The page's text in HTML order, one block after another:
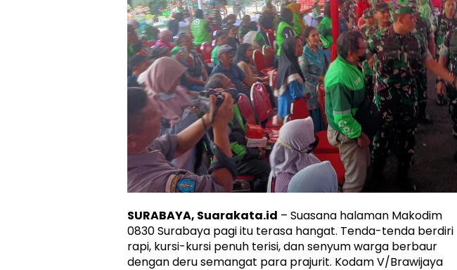
SURABAYA, Suarakata.id – Suasana halaman Makodim
0830 Surabaya pagi itu terasa hangat. Tenda-tenda berdiri
rapi, kursi-kursi penuh terisi, dan senyum warga berbaur
dengan deru semangat para prajurit. Kodam V/Brawijaya